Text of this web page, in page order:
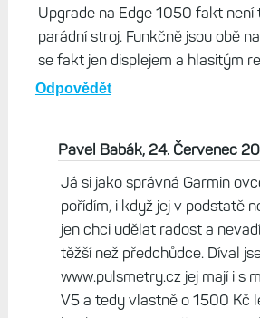
Upgrade na Edge 1050 fakt není
parádní stroj. Funkčně jsou obě
se fakt jen displejem a hlasitým
Odpovědět
Pavel Babák, 24. Červenec
Já si jako správná Garmin
pořídím, i když jej v podstatě
jen chci udělat radost a
těžší než předchůdce. Díval
www.pulsmetry.cz jej mají i s
V5 a tedy vlastně o 1500 Kč